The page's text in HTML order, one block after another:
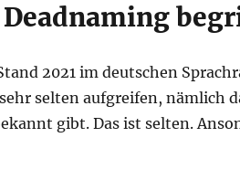
2021 im deutschen
selten aufgreifen, nämlich
gibt. Das ist selten.